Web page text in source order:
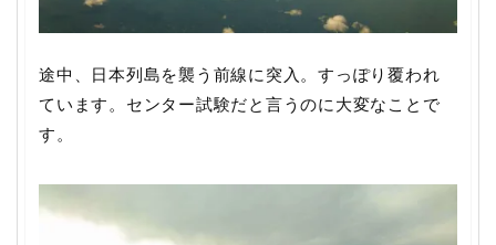
途中、日本列島を襲う前線に突入。すっぽり覆われ
ています。センター試験だと言うのに大変なことで
す。